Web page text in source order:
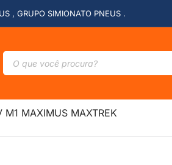
, GRUPO SIMIONATO PNEUS .
MAXIMUS MAXTREK